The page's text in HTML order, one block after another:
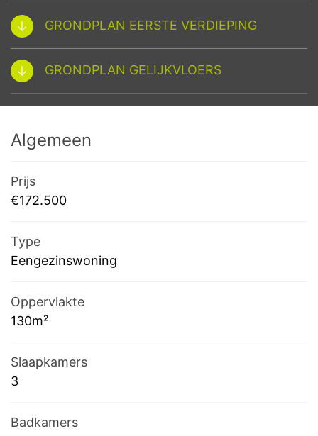
GRONDPLAN EERSTE VERDIEPING
GRONDPLAN GELIJKVLOERS
Algemeen
Prijs
€172.500
Type
Eengezinswoning
Oppervlakte
130m²
Slaapkamers
3
Badkamers